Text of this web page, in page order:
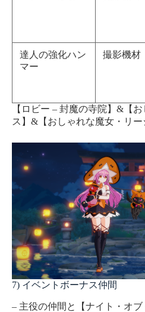
達人の強化ハン
マー
撮影機材
【ロビー – 封魔の寺院】&【
ス】&【おしゃれな魔女・リー
7) イベントボーナス仲間
– 主役の仲間と【ナイト・オ